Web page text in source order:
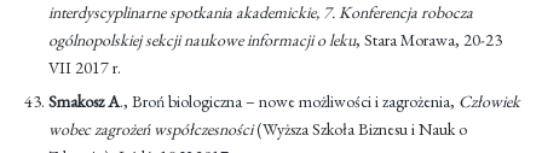
interdyscyplinarne spotkania akademickie, 7. Konferencja robocza
ogólnopolskiej sekcji naukowe informacji o leku, Stara Morawa, 20-23
VII 2017 r.
Smakosz A., Broń biologiczna – nowe możliwości i zagrożenia, Człowiek
wobec zagrożeń współczesności(Wyższa Szkoła Biznesu i Nauk o